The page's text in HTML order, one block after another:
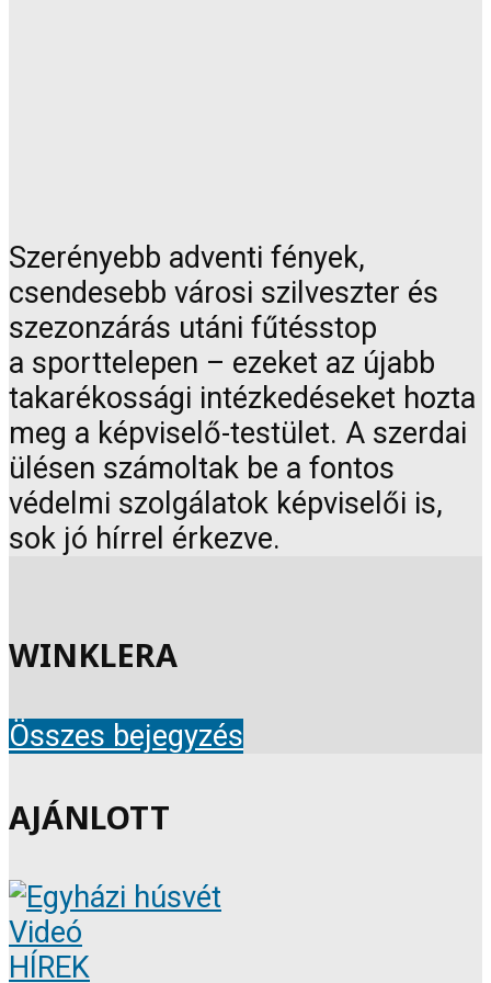
Szerényebb adventi fények,
csendesebb városi szilveszter és
szezonzárás utáni fűtésstop
a sporttelepen – ezeket az újabb
takarékossági intézkedéseket hozta
meg a képviselő-testület. A szerdai
ülésen számoltak be a fontos
védelmi szolgálatok képviselői is,
sok jó hírrel érkezve.
WINKLERA
Összes bejegyzés
AJÁNLOTT
Videó
HÍREK